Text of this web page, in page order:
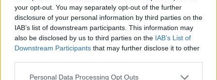
your opt-out. You may separately opt-out of the further
disclosure of your personal information by third parties on the
IAB’s list of downstream participants. This information may
also be disclosed by us to third parties on the IAB’s List of
Downstream Participants that may further disclose it to other
Personal Data Processing Opt Outs